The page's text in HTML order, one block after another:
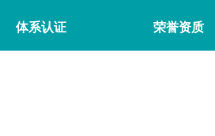
体系认证 荣誉资质